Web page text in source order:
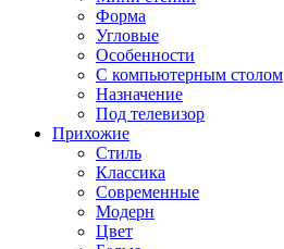
Форма
Угловые
Особенности
С компьютерным столом
Назначение
Под телевизор
Прихожие
Стиль
Классика
Современные
Модерн
Цвет